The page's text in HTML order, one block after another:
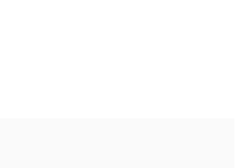
ближе к офлайн-школе.